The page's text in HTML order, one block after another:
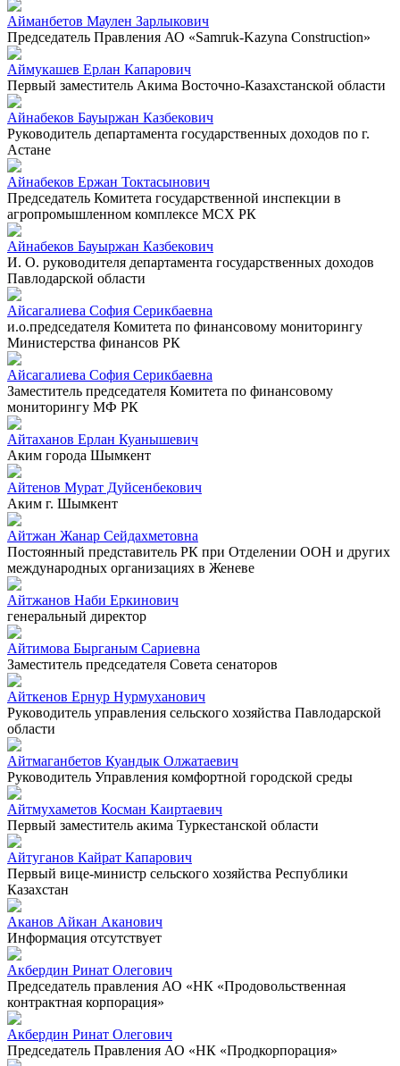
Айманбетов Маулен Зарлыкович
Председатель Правления АО «Samruk-Kazyna Construction»
Аймукашев Ерлан Капарович
Первый заместитель Акима Восточно-Казахстанской области
Айнабеков Бауыржан Казбекович
Руководитель департамента государственных доходов по г.
Астане
Айнабеков Ержан Токтасынович
Председатель Комитета государственной инспекции в
агропромышленном комплексе МСХ РК
Айнабеков Бауыржан Казбекович
И. О. руководителя департамента государственных доходов
Павлодарской области
Айсагалиева София Серикбаевна
и.о.председателя Комитета по финансовому мониторингу
Министерства финансов РК
Айсагалиева София Серикбаевна
Заместитель председателя Комитета по финансовому
мониторингу МФ РК
Айтаханов Ерлан Куанышевич
Аким города Шымкент
Айтенов Мурат Дуйсенбекович
Аким г. Шымкент
Айтжан Жанар Сейдахметовна
Постоянный представитель РК при Отделении ООН и других
международных организациях в Женеве
Айтжанов Наби Еркинович
генеральный директор
Айтимова Бырганым Сариевна
Заместитель председателя Совета сенаторов
Айткенов Ернур Нурмуханович
Руководитель управления сельского хозяйства Павлодарской
области
Айтмаганбетов Куандык Олжатаевич
Руководитель Управления комфортной городской среды
Айтмухаметов Косман Каиртаевич
Первый заместитель акима Туркестанской области
Айтуганов Кайрат Капарович
Первый вице-министр сельского хозяйства Республики
Казахстан
Аканов Айкан Аканович
Информация отсутствует
Акбердин Ринат Олегович
Председатель правления АО «НК «Продовольственная
контрактная корпорация»
Акбердин Ринат Олегович
Председатель Правления АО «НК «Продкорпорация»